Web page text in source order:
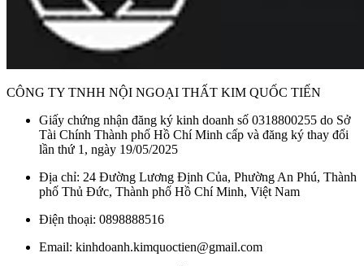
CÔNG TY TNHH NỘI NGOẠI THẤT KIM QUỐC TIẾN
Giấy chứng nhận đăng ký kinh doanh số 0318800255 do Sở
Tài Chính Thành phố Hồ Chí Minh cấp và đăng ký thay đổi
lần thứ 1, ngày 19/05/2025
Địa chỉ: 24 Đường Lương Định Của, Phường An Phú, Thành
phố Thủ Đức, Thành phố Hồ Chí Minh, Việt Nam
Điện thoại: 0898888516
Email: kinhdoanh.kimquoctien@gmail.com